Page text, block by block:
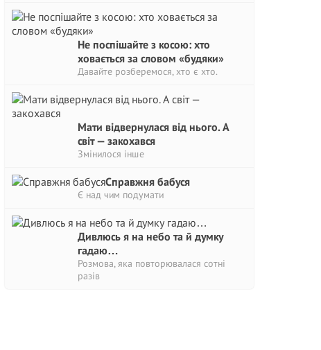
Не поспішайте з косою: хто
ховається за словом «будяки»
Давайте розберемося, хто є хто.
Мати відвернулася від нього. А
світ — закохався
Змінилося інше
Справжня бабуся
Є над чим подумати
Дивлюсь я на небо та й думку
гадаю…
Розмова, яка повторювалася сотні
разів